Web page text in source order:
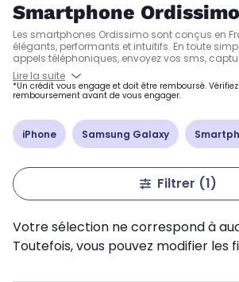
Smartphone Ordissimo
Les smartphones Ordissimo sont conçus en
élégants, performants et intuitifs. En toute
appels téléphoniques, envoyez vos sms,
moments et téléchargez vos applis préférées.
Lire la suite
*Un crédit vous engage et doit être remboursé.
remboursement avant de vous engager.
iPhone Samsung Galaxy
Filtrer (1)
Votre sélection ne correspond à
Toutefois, vous pouvez modifier les